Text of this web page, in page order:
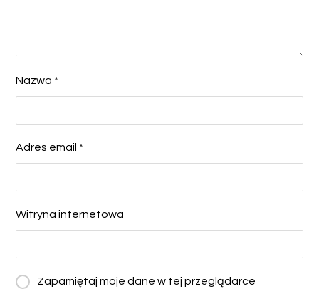
Nazwa *
Adres email *
Witryna internetowa
Zapamiętaj moje dane w tej przeglądarce